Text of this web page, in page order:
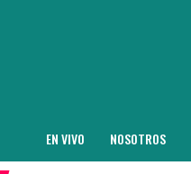
EN VIVO NOSOTROS